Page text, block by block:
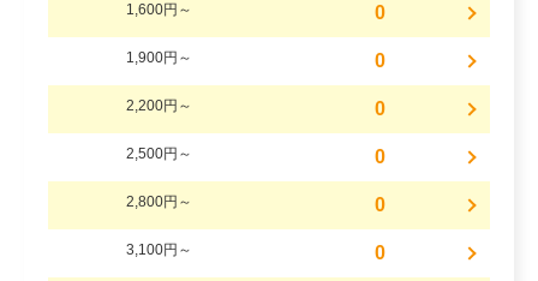
1,600円～ 0
1,900円～ 0
2,200円～ 0
2,500円～ 0
2,800円～ 0
3,100円～ 0